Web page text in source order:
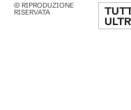
© RIPRODUZIONE
RISERVATA